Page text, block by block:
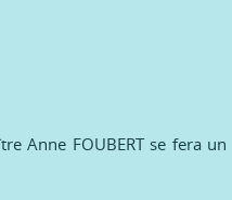
Anne FOUBERT se fera un